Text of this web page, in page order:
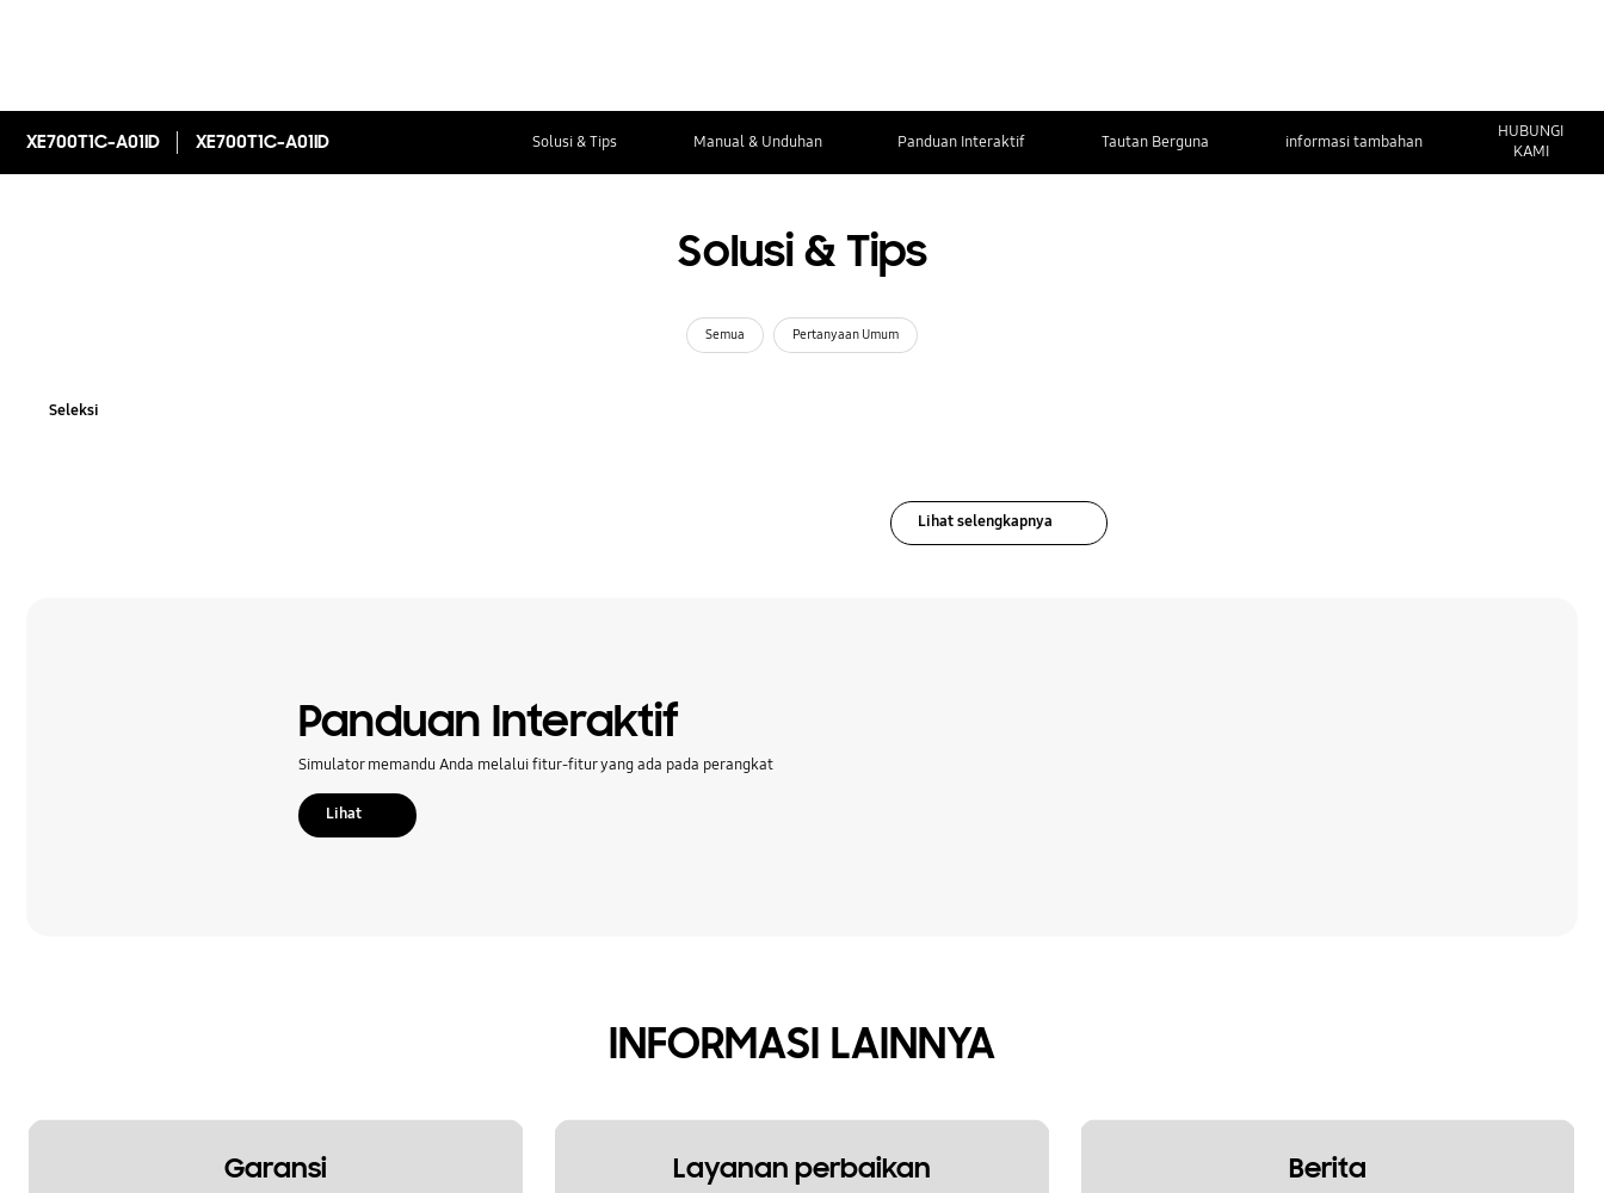
XE700T1C-A01ID XE700T1C-A01ID Solusi & Tips Manual & Unduhan Panduan Interaktif Tautan Berguna informasi tambahan
HUBUNGI
KAMI
Solusi & Tips
Semua Pertanyaan Umum
Seleksi
Lihat selengkapnya
Panduan Interaktif
Simulator memandu Anda melalui fitur-fitur yang ada pada perangkat
Lihat
INFORMASI LAINNYA
Garansi Layanan perbaikan Berita